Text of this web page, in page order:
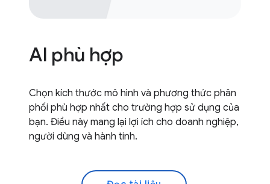
AI phù hợp
Chọn kích thước mô hình và phương thức phân
phối phù hợp nhất cho trường hợp sử dụng của
bạn. Điều này mang lại lợi ích cho doanh nghiệp,
người dùng và hành tinh.